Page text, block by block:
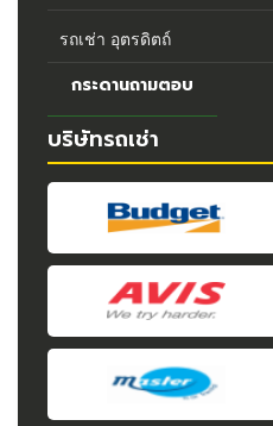
รถเช่า อุตรดิตถ์
กระดานถามตอบ
บริษัทรถเช่า